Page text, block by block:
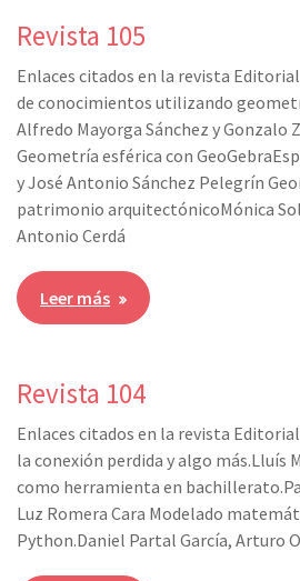
Revista 105
Enlaces citados en la revista
de conocimientos utilizando
Alfredo Mayorga Sánchez y Gonzalo
Geometría esférica con
y José Antonio Sánchez Pelegrín
patrimonio arquitectónicoMónica
Antonio Cerdá
Leer más
Revista 104
Enlaces citados en la revista
la conexión perdida y algo más.Lluís
como herramienta en
Luz Romera Cara Modelado
Python.Daniel Partal García, Arturo